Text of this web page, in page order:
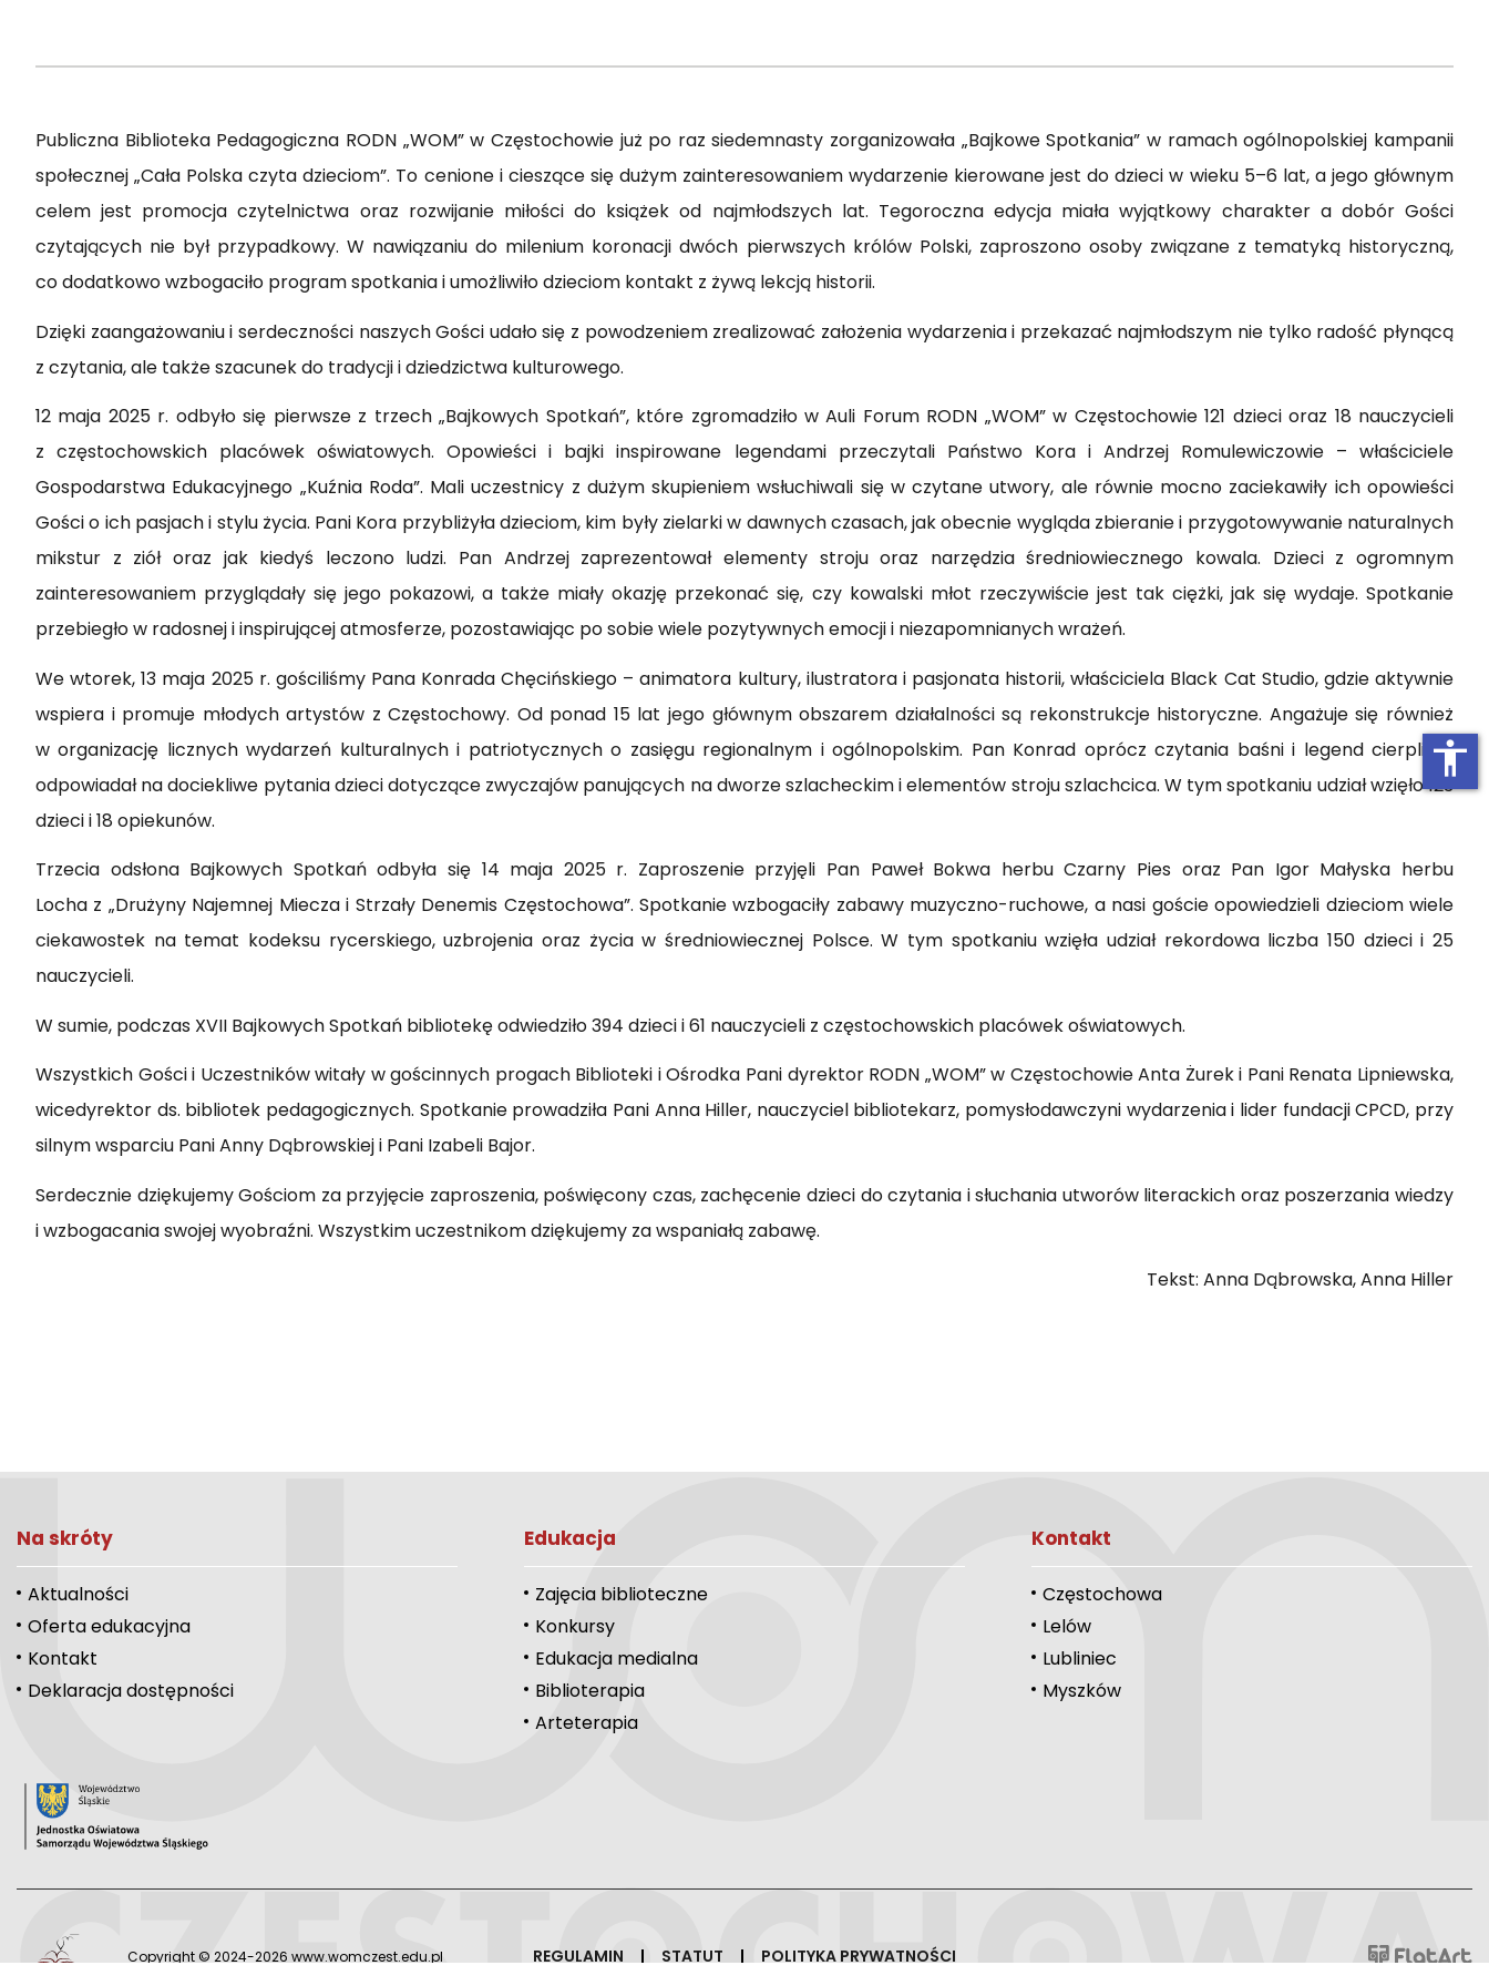
Publiczna Biblioteka Pedagogiczna RODN „WOM” w Częstochowie już po raz siedemnasty zorganizowała „Bajkowe Spotkania” w ramach ogólnopolskiej kampanii
społecznej „Cała Polska czyta dzieciom”. To cenione i cieszące się dużym zainteresowaniem wydarzenie kierowane jest do dzieci w wieku 5–6 lat, a jego głównym
celem jest promocja czytelnictwa oraz rozwijanie miłości do książek od najmłodszych lat. Tegoroczna edycja miała wyjątkowy charakter a dobór Gości
czytających nie był przypadkowy. W nawiązaniu do milenium koronacji dwóch pierwszych królów Polski, zaproszono osoby związane z tematyką historyczną,
co dodatkowo wzbogaciło program spotkania i umożliwiło dzieciom kontakt z żywą lekcją historii.
Dzięki zaangażowaniu i serdeczności naszych Gości udało się z powodzeniem zrealizować założenia wydarzenia i przekazać najmłodszym nie tylko radość płynącą
z czytania, ale także szacunek do tradycji i dziedzictwa kulturowego.
12 maja 2025 r. odbyło się pierwsze z trzech „Bajkowych Spotkań”, które zgromadziło w Auli Forum RODN „WOM” w Częstochowie 121 dzieci oraz 18 nauczycieli
z częstochowskich placówek oświatowych. Opowieści i bajki inspirowane legendami przeczytali Państwo Kora i Andrzej Romulewiczowie – właściciele
Gospodarstwa Edukacyjnego „Kuźnia Roda”. Mali uczestnicy z dużym skupieniem wsłuchiwali się w czytane utwory, ale równie mocno zaciekawiły ich opowieści
Gości o ich pasjach i stylu życia. Pani Kora przybliżyła dzieciom, kim były zielarki w dawnych czasach, jak obecnie wygląda zbieranie i przygotowywanie naturalnych
mikstur z ziół oraz jak kiedyś leczono ludzi. Pan Andrzej zaprezentował elementy stroju oraz narzędzia średniowiecznego kowala. Dzieci z ogromnym
zainteresowaniem przyglądały się jego pokazowi, a także miały okazję przekonać się, czy kowalski młot rzeczywiście jest tak ciężki, jak się wydaje. Spotkanie
przebiegło w radosnej i inspirującej atmosferze, pozostawiając po sobie wiele pozytywnych emocji i niezapomnianych wrażeń.
We wtorek, 13 maja 2025 r. gościliśmy Pana Konrada Chęcińskiego – animatora kultury, ilustratora i pasjonata historii, właściciela Black Cat Studio, gdzie aktywnie
wspiera i promuje młodych artystów z Częstochowy. Od ponad 15 lat jego głównym obszarem działalności są rekonstrukcje historyczne. Angażuje się również
w organizację licznych wydarzeń kulturalnych i patriotycznych o zasięgu regionalnym i ogólnopolskim. Pan Konrad oprócz czytania baśni i legend cierpliwie
odpowiadał na dociekliwe pytania dzieci dotyczące zwyczajów panujących na dworze szlacheckim i elementów stroju szlachcica. W tym spotkaniu udział wzięło 123
dzieci i 18 opiekunów.
Trzecia odsłona Bajkowych Spotkań odbyła się 14 maja 2025 r. Zaproszenie przyjęli Pan Paweł Bokwa herbu Czarny Pies oraz Pan Igor Małyska herbu
Locha z „Drużyny Najemnej Miecza i Strzały Denemis Częstochowa”. Spotkanie wzbogaciły zabawy muzyczno-ruchowe, a nasi goście opowiedzieli dzieciom wiele
ciekawostek na temat kodeksu rycerskiego, uzbrojenia oraz życia w średniowiecznej Polsce. W tym spotkaniu wzięła udział rekordowa liczba 150 dzieci i 25
nauczycieli.
W sumie, podczas XVII Bajkowych Spotkań bibliotekę odwiedziło 394 dzieci i 61 nauczycieli z częstochowskich placówek oświatowych.
Wszystkich Gości i Uczestników witały w gościnnych progach Biblioteki i Ośrodka Pani dyrektor RODN „WOM” w Częstochowie Anta Żurek i Pani Renata Lipniewska,
wicedyrektor ds. bibliotek pedagogicznych. Spotkanie prowadziła Pani Anna Hiller, nauczyciel bibliotekarz, pomysłodawczyni wydarzenia i lider fundacji CPCD, przy
silnym wsparciu Pani Anny Dąbrowskiej i Pani Izabeli Bajor.
Serdecznie dziękujemy Gościom za przyjęcie zaproszenia, poświęcony czas, zachęcenie dzieci do czytania i słuchania utworów literackich oraz poszerzania wiedzy
i wzbogacania swojej wyobraźni. Wszystkim uczestnikom dziękujemy za wspaniałą zabawę.
Tekst: Anna Dąbrowska, Anna Hiller
Na skróty
Aktualności
Oferta edukacyjna
Kontakt
Deklaracja dostępności
Edukacja
Zajęcia biblioteczne
Konkursy
Edukacja medialna
Biblioterapia
Arteterapia
Kontakt
Częstochowa
Lelów
Lubliniec
Myszków
Copyright © 2024-2026 www.womczest.edu.pl REGULAMIN STATUT POLITYKA PRYWATNOŚCI
accessibility